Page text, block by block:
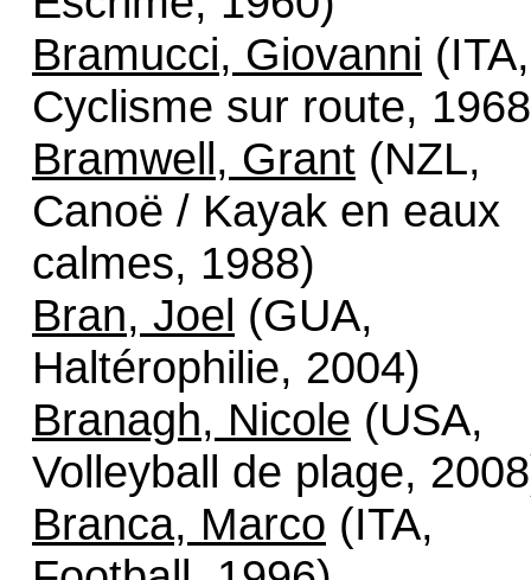
Bramucci, Giovanni (ITA,
Cyclisme sur route,
Bramwell, Grant (NZL,
Canoë / Kayak en eaux
calmes, 1988)
Bran, Joel (GUA,
Haltérophilie, 2004)
Branagh, Nicole (USA,
Volleyball de plage,
Branca, Marco (ITA,